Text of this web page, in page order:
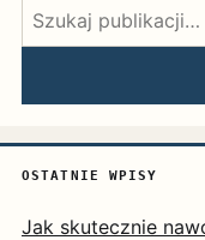
Szukaj:
OSTATNIE WPISY
Jak skutecznie